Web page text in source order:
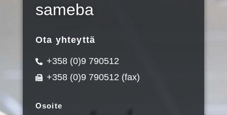
sameba
Ota yhteyttä
+358 (0)9 790512
+358 (0)9 790512 (fax)
Osoite